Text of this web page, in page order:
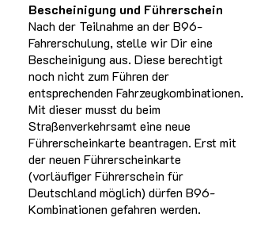
Bescheinigung und Führerschein
Nach der Teilnahme an der B96-
Fahrerschulung, stelle wir Dir eine
Bescheinigung aus. Diese berechtigt
noch nicht zum Führen der
entsprechenden Fahrzeugkombinationen.
Mit dieser musst du beim
Straßenverkehrsamt eine neue
Führerscheinkarte beantragen. Erst mit
der neuen Führerscheinkarte
(vorläufiger Führerschein für
Deutschland möglich) dürfen B96-
Kombinationen gefahren werden.